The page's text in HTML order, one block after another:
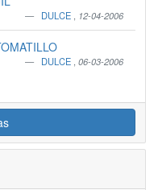
DULCE 12-04-2006
DULCE 06-03-2006